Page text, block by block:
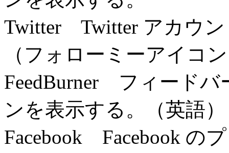
Twitter Twitter アカウ
（フォローミーアイコ
FeedBurner フィードバ
ンを表示する。（英語）
Facebook Facebook の